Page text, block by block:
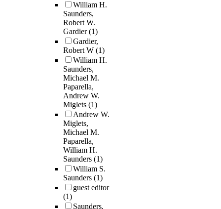
William H.
Saunders,
Robert W.
Gardier(1)
Gardier,
Robert W (1)
William H.
Saunders,
Michael M.
Paparella,
Andrew W.
Miglets (1)
Andrew W.
Miglets,
Michael M.
Paparella,
William H.
Saunders (1)
William S.
Saunders (1)
guest editor
(1)
Saunders,